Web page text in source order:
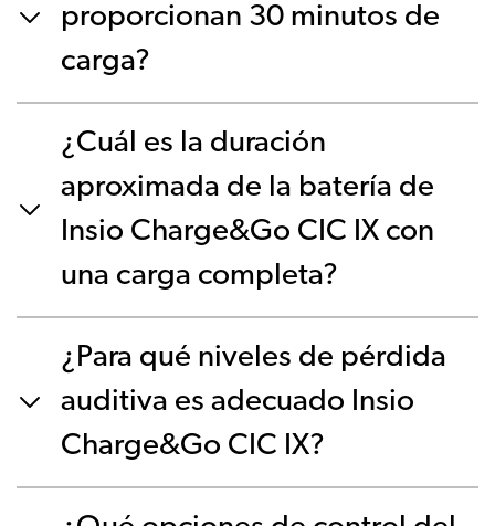
proporcionan 30 minutos de
carga?
¿Cuál es la duración
aproximada de la batería de
Insio Charge&Go CIC IX con
una carga completa?
¿Para qué niveles de pérdida
auditiva es adecuado Insio
Charge&Go CIC IX?